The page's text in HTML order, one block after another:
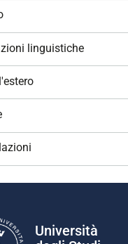
linguistiche
Università